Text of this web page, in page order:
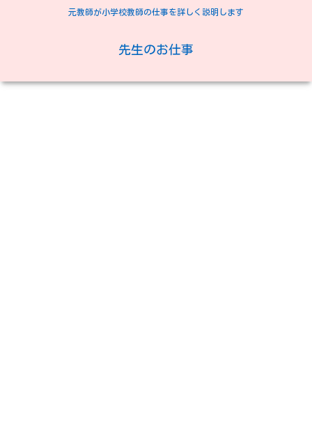
元教師が小学校教師の仕事を詳しく説明します
先生のお仕事